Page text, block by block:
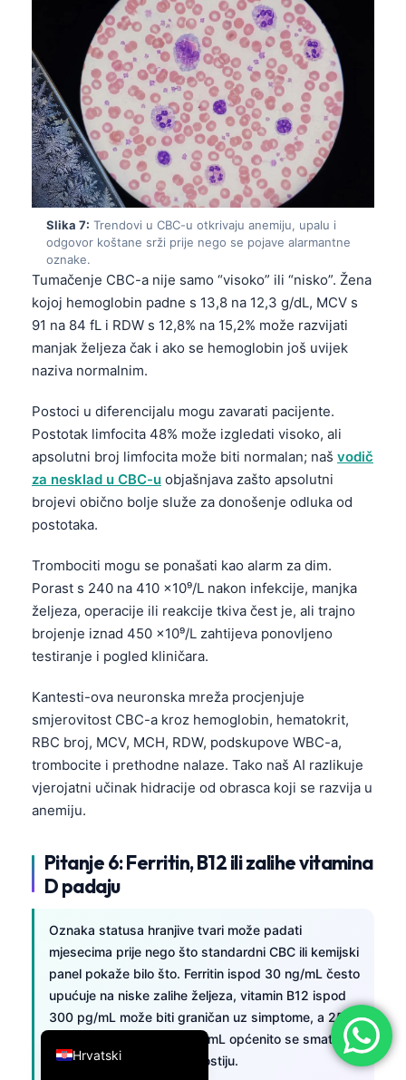
Slika 7: Trendovi u CBC-u otkrivaju anemiju, upalu i
odgovor koštane srži prije nego se pojave alarmantne
oznake.
Tumačenje CBC-a nije samo “visoko” ili “nisko”. Žena
kojoj hemoglobin padne s 13,8 na 12,3 g/dL, MCV s
91 na 84 fL i RDW s 12,8% na 15,2% može razvijati
manjak željeza čak i ako se hemoglobin još uvijek
naziva normalnim.
Postoci u diferencijalu mogu zavarati pacijente.
Postotak limfocita 48% može izgledati visoko, ali
apsolutni broj limfocita može biti normalan; naš vodič
za nesklad u CBC-u objašnjava zašto apsolutni
brojevi obično bolje služe za donošenje odluka od
postotaka.
Trombociti mogu se ponašati kao alarm za dim.
Porast s 240 na 410 x10⁹/L nakon infekcije, manjka
željeza, operacije ili reakcije tkiva čest je, ali trajno
brojenje iznad 450 x10⁹/L zahtijeva ponovljeno
testiranje i pogled kliničara.
Kantesti-ova neuronska mreža procjenjuje
smjerovitost CBC-a kroz hemoglobin, hematokrit,
RBC broj, MCV, MCH, RDW, podskupove WBC-a,
trombocite i prethodne nalaze. Tako naš AI razlikuje
vjerojatni učinak hidracije od obrasca koji se razvija u
anemiju.
Pitanje 6: Ferritin, B12 ili zalihe vitamina
D padaju
Oznaka statusa hranjive tvari može padati
mjesecima prije nego što standardni CBC ili kemijski
panel pokaže bilo što. Ferritin ispod 30 ng/mL često
upućuje na niske zalihe željeza, vitamin B12 ispod
300 pg/mL može biti graničan uz simptome, a 25-
OH vitamin D ispod 20 ng/mL općenito se smatra
nedostatnim za zdravlje kostiju.
Hrvatski
English
Deutsch
العربية
Français
Italiano
Português
Ελληνικά
Türkçe
Română
简体中文
فارسی
Български
Dansk
Nederlands
Bahasa Indonesia
Հայերեն
Íslenska
Српски језик
Bosanski
Eesti
日本語
Čeština
ქართული
Русский
Lietuvių kalba
Polski
한국어
Slovenščina
Magyar